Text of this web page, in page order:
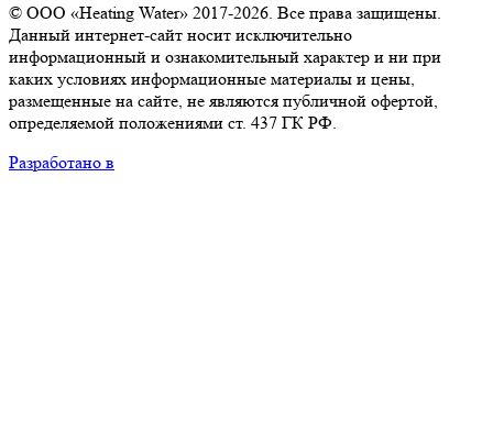
© ООО «Heating Water» 2017-2026. Все права защищены.
Данный интернет-сайт носит исключительно
информационный и ознакомительный характер и ни при
каких условиях информационные материалы и цены,
размещенные на сайте, не являются публичной офертой,
определяемой положениями ст. 437 ГК РФ.
Разработано в